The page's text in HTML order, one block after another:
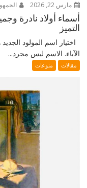
مارس 22, 2026
أسماء أولاد نادرة
التميز
اختيار اسم المولود
الآباء. الاسم ليس مجرد...
مقالات منوعات